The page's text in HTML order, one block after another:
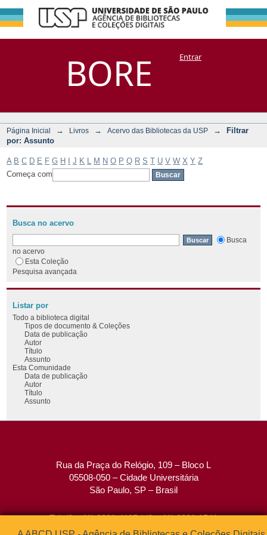
BORE
Filtrar por:
Assunto
DSpace/Manakin + CoriscoEntrar
Página Inicial → Livros → Acervo das Bibliotecas da USP →
Filtrar
por: Assunto
A B C D E F G H J K M N O P Q R S T U V W X Y Z
Começa com
Busca no acervo
Busca
no acervo
Esta Coleção
Pesquisa avançada
Listar por
Todo a biblioteca digital
Tipos de documento & Coleções
Data de publicação
Autor
Título
Assunto
Esta Comunidade
Data de publicação
Autor
Título
Assunto
Rua da Praça do Relógio, 109 – Bloco L
05508-050 – Cidade Universitária
São Paulo, SP – Brasil
Tel: (0xx11) 3091-4195 / (0xx11) 3091-1541
Fax: (0xx11) 3091-1567